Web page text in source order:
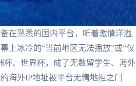
在熟悉的国内平台，听着激情洋溢
上冰冷的“当前地区无法播放”或“仅
杯、世界杯，成了无数留学生、海外
海外IP地址被平台无情地拒之门